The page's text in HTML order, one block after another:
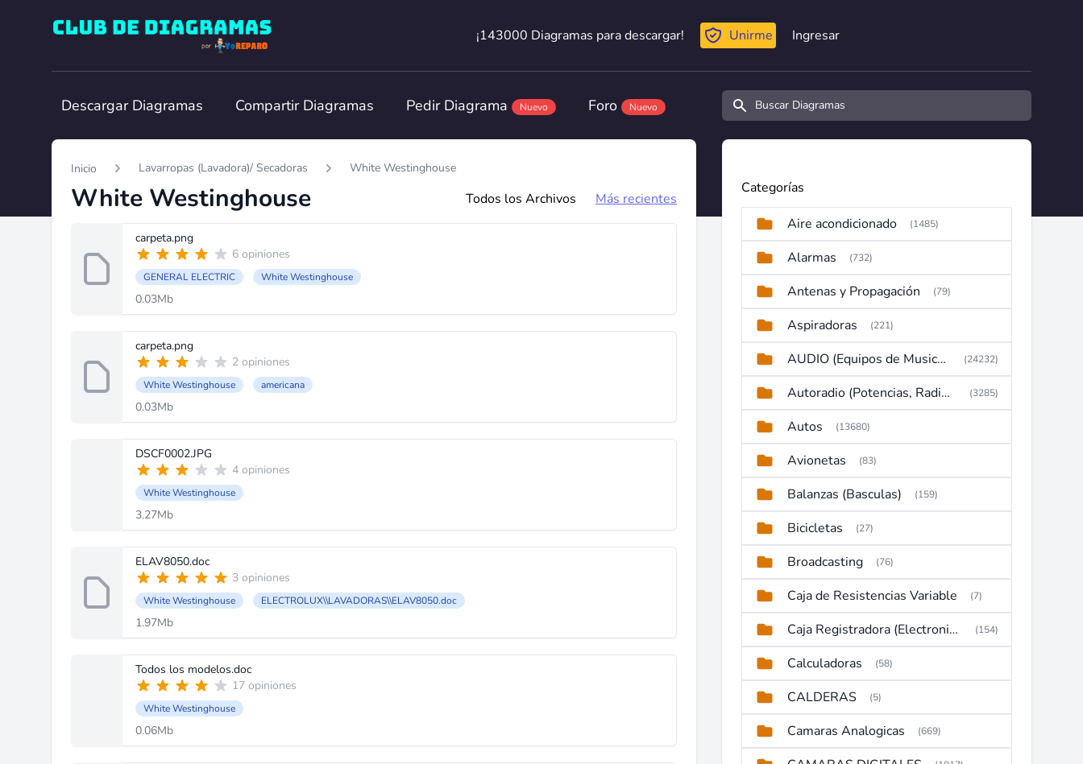
Club de Diagramas
¡143000 Diagramas para descargar!
¡143000 Diagramas para descargar! Unirme Ingresar
Descargar Diagramas Compartir Diagramas Pedir Diagrama Nuevo Foro Nuevo Buscar diagramas y manuales
Inicio Lavarropas (Lavadora)/ Secadoras White Westinghouse
White Westinghouse Todos los Archivos Más recientes
carpeta.png
6 opiniones
GENERAL ELECTRIC White Westinghouse
0.03Mb
carpeta.png
2 opiniones
White Westinghouse americana
0.03Mb
DSCF0002.JPG
4 opiniones
White Westinghouse
3.27Mb
ELAV8050.doc
3 opiniones
White Westinghouse ELECTROLUX\\LAVADORAS\\ELAV8050.doc
1.97Mb
Todos los modelos.doc
17 opiniones
White Westinghouse
0.06Mb
Categorías
Aire acondicionado (1485)
Alarmas (732)
Antenas y Propagación (79)
Aspiradoras (221)
AUDIO (Equipos de Musica, Amplificadores, Reproductores, Etc) (24232)
Autoradio (Potencias, Radios y DVD) (3285)
Autos (13680)
Avionetas (83)
Balanzas (Basculas) (159)
Bicicletas (27)
Broadcasting (76)
Caja de Resistencias Variable (7)
Caja Registradora (Electronic Cash Register) (154)
Calculadoras (58)
CALDERAS (5)
Camaras Analogicas (669)